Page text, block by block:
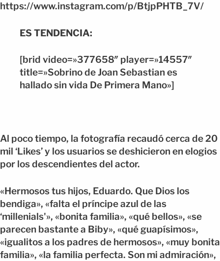
https://www.instagram.com/p/BtjpPHTB_7V/
ES TENDENCIA:
[brid video=»377658″ player=»14557″
title=»Sobrino de Joan Sebastian es
hallado sin vida De Primera Mano»]
Al poco tiempo, la fotografía recaudó cerca de 20
mil ‘Likes’ y los usuarios se deshicieron en elogios
por los descendientes del actor.
«Hermosos tus hijos, Eduardo. Que Dios los
bendiga», «falta el príncipe azul de las
‘millenials'», «bonita familia», «qué bellos», «se
parecen bastante a Biby», «qué guapísimos»,
«igualitos a los padres de hermosos», «muy bonita
familia», «la familia perfecta. Son mi admiración»,